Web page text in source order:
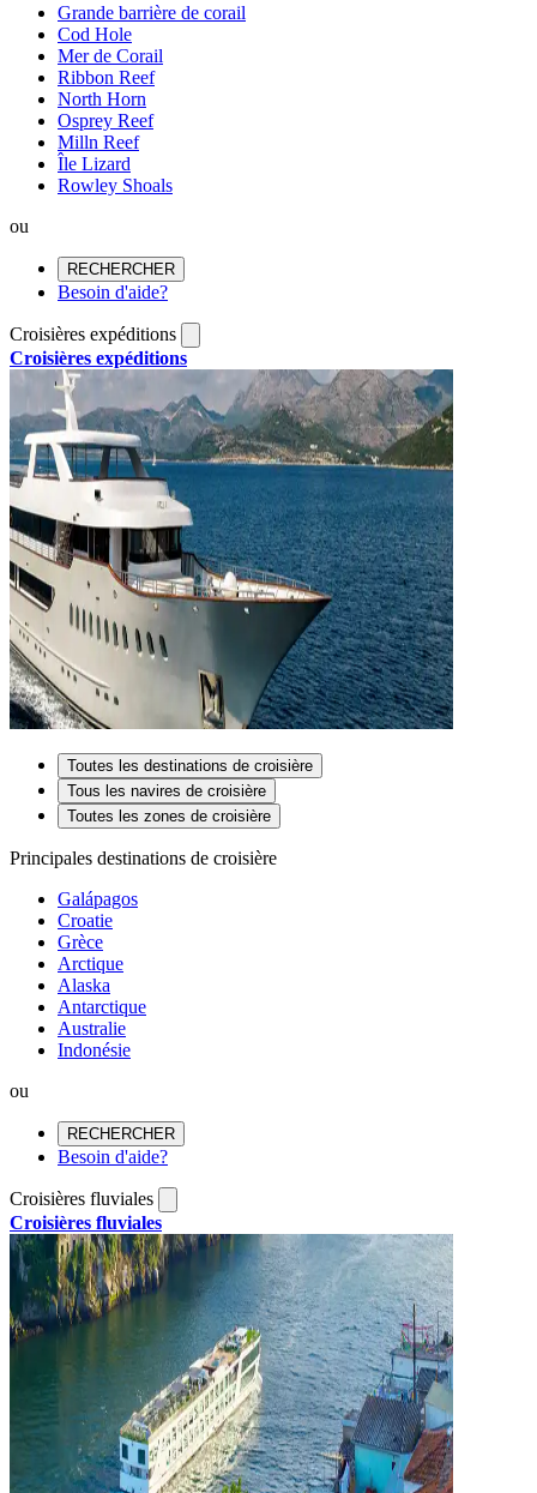
Grande barrière de corail
Cod Hole
Mer de Corail
Ribbon Reef
North Horn
Osprey Reef
Milln Reef
Île Lizard
Rowley Shoals
ou
RECHERCHER
Besoin d'aide?
Croisières expéditions
Croisières expéditions
Toutes les destinations de croisière
Tous les navires de croisière
Toutes les zones de croisière
Principales destinations de croisière
Galápagos
Croatie
Grèce
Arctique
Alaska
Antarctique
Australie
Indonésie
ou
RECHERCHER
Besoin d'aide?
Croisières fluviales
Croisières fluviales